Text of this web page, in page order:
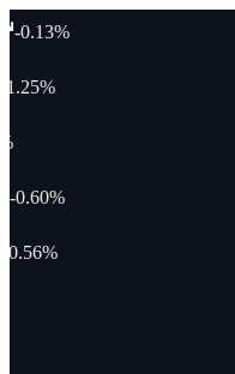
%
%
%
%